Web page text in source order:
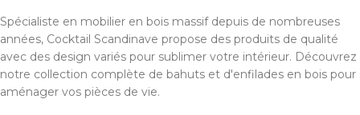
Spécialiste en mobilier en bois massif depuis de nombreuses
années, Cocktail Scandinave propose des produits de qualité
avec des design variés pour sublimer votre intérieur. Découvrez
notre collection complète de bahuts et d'enfilades en bois pour
aménager vos pièces de vie.